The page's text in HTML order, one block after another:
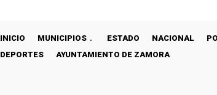
INICIO MUNICIPIOS ESTADO NACIONAL
DEPORTES
AYUNTAMIENTO DE ZAMORA